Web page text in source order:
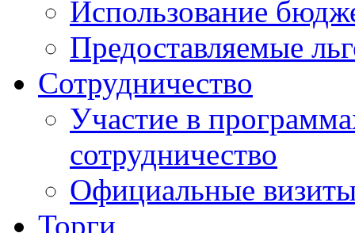
Использование
Предоставляемые
Сотрудничество
Участие в
сотрудничество
Официальные
Торги